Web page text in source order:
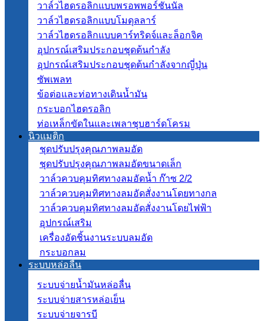
วาล์วไฮดรอลิกแบบพรอพพอร์ชันนัล
วาล์วไฮดรอลิกแบบโมดุลลาร์
วาล์วไฮดรอลิกแบบคาร์ทริดจ์และล็อกจิค
อุปกรณ์เสริมประกอบชุดต้นกำลัง
อุปกรณ์เสริมประกอบชุดต้นกำลังจากญี่ปุ่น
ซัพเพลท
ข้อต่อและท่อทางเดินน้ำมัน
กระบอกไฮดรอลิก
ท่อเหล็กขัดในและเพลาชุบฮาร์ดโครม
นิวแมติก
ชุดปรับปรุงคุณภาพลมอัด
ชุดปรับปรุงคุณภาพลมอัดขนาดเล็ก
วาล์วควบคุมทิศทางลมอัดน้ำ ก๊าซ 2/2
วาล์วควบคุมทิศทางลมอัดสั่งงานโดยทางกล
วาล์วควบคุมทิศทางลมอัดสั่งงานโดยไฟฟ้า
อุปกรณ์เสริม
เครื่องอัดชิ้นงานระบบลมอัด
กระบอกลม
ระบบหล่อลื่น
ระบบจ่ายน้ำมันหล่อลื่น
ระบบจ่ายสารหล่อเย็น
ระบบจ่ายจารบี